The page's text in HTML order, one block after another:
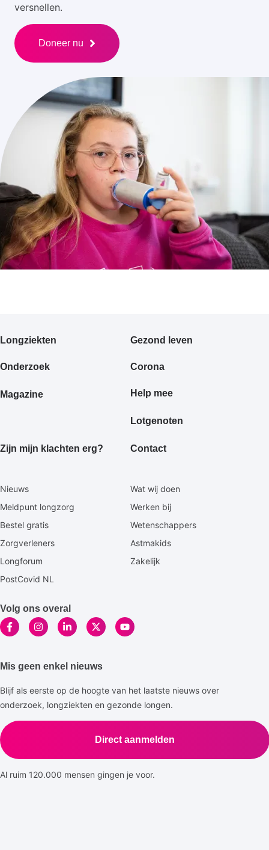
versnellen.
Doneer nu
Primair
Longziekten Gezond leven
Onderzoek Corona
Magazine Help mee
Lotgenoten
Zijn mijn klachten erg? Contact
Secundaire
Nieuws
Wat wij doen
Meldpunt longzorg
Werken bij
Bestel gratis
Wetenschappers
Zorgverleners
Astmakids
Longforum
Zakelijk
PostCovid NL
Volg ons overal
Mis geen enkel nieuws
Blijf als eerste op de hoogte van het laatste nieuws over
onderzoek, longziekten en gezonde longen.
Direct aanmelden
Al ruim 120.000 mensen gingen je voor.